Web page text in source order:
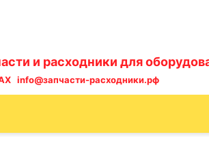
и расходники для
info@запчасти-расходники.рф